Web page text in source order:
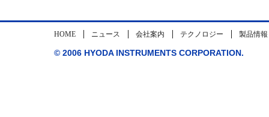
HOME ニュース 会社案内 テクノロジー 製品情報
© 2006 HYODA INSTRUMENTS CORPORATION.